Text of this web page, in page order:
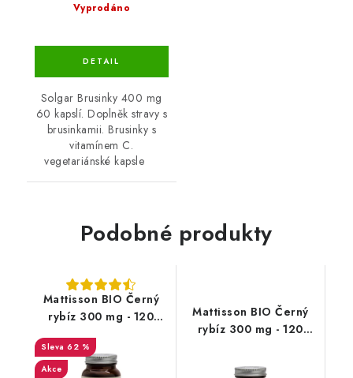
Vyprodáno
Solgar Brusinky 400 mg
60 kapslí. Doplněk stravy s
brusinkamii. Brusinky s
vitamínem C.
vegetariánské kapsle
Podobné produkty
Mattisson BIO Černý
rybíz 300 mg - 120
kapslí - DMS 2/26
62 %
Akce
Mattisson BIO Černý
rybíz 300 mg - 120